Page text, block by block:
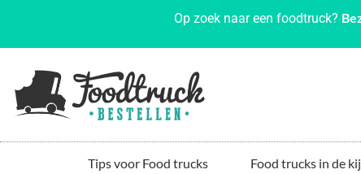
Op zoek naar een foodtruck?
Tips voor Food trucks Food trucks in de